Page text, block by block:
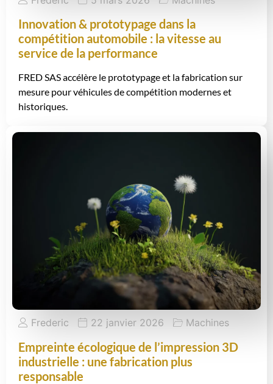
Innovation & prototypage dans la
compétition automobile : la vitesse au
service de la performance
FRED SAS accélère le prototypage et la fabrication sur
mesure pour véhicules de compétition modernes et
historiques.
Frederic 22 janvier 2026 Machines
Empreinte écologique de l’impression 3D
industrielle : une fabrication plus
responsable